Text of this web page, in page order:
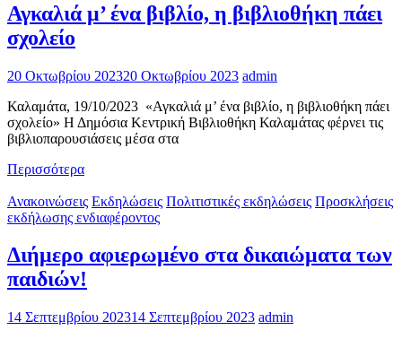
Αγκαλιά μ’ ένα βιβλίο, η βιβλιοθήκη πάει
σχολείο
20 Οκτωβρίου 202320 Οκτωβρίου 2023 admin
Καλαμάτα, 19/10/2023 «Αγκαλιά μ’ ένα βιβλίο, η βιβλιοθήκη πάει
σχολείο» Η Δημόσια Κεντρική Βιβλιοθήκη Καλαμάτας φέρνει τις
βιβλιοπαρουσιάσεις μέσα στα
Περισσότερα
Ανακοινώσεις Εκδηλώσεις Πολιτιστικές εκδηλώσεις Προσκλήσεις
εκδήλωσης ενδιαφέροντος
Διήμερο αφιερωμένο στα δικαιώματα των
παιδιών!
14 Σεπτεμβρίου 202314 Σεπτεμβρίου 2023 admin